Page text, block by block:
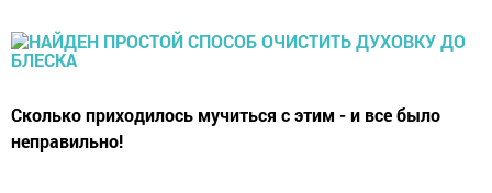
Сколько приходилось мучиться с этим - и все было
неправильно!